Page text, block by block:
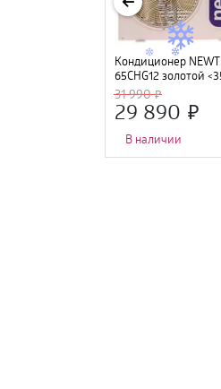
Кондиционер
65CHG12 золотой
скрытый LED, Golden
компрессор GMCC
31 990
29 890
В наличии